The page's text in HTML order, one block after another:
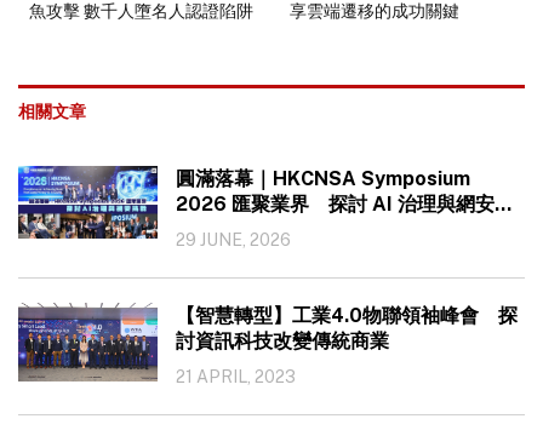
魚攻擊 數千人墮名人認證陷阱
享雲端遷移的成功關鍵
相關文章
圓滿落幕｜HKCNSA Symposium
2026 匯聚業界 探討 AI 治理與網安挑
戰
29 JUNE, 2026
【智慧轉型】工業4.0物聯領袖峰會 探
討資訊科技改變傳統商業
21 APRIL, 2023